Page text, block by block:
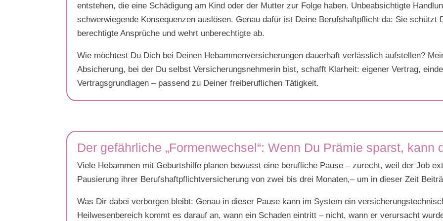
entstehen, die eine Schädigung am Kind oder der Mutter zur Folge haben. Unbeabsichtigte
schwerwiegende Konsequenzen auslösen. Genau dafür ist Deine Berufshaftpflicht da: Sie
berechtigte Ansprüche und wehrt unberechtigte ab.
Wie möchtest Du Dich bei Deinen Hebammenversicherungen dauerhaft verlässlich aufstellen?
Absicherung, bei der Du selbst Versicherungsnehmerin bist, schafft Klarheit: eigener Vertrag,
Vertragsgrundlagen – passend zu Deiner freiberuflichen Tätigkeit.
Der gefährliche „Formenwechsel“: Wenn Du Prämie sparst, kann
Viele Hebammen mit Geburtshilfe planen bewusst eine berufliche Pause – zurecht, weil der Job
Pausierung ihrer Berufshaftpflichtversicherung von zwei bis drei Monaten,– um in dieser Zeit
Was Dir dabei verborgen bleibt: Genau in dieser Pause kann im System ein
Heilwesenbereich kommt es darauf an, wann ein Schaden eintritt – nicht, wann er verursacht